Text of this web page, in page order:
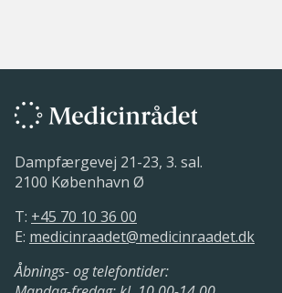
Dampfærgevej 21-23, 3. sal.
2100 København Ø
T: +45 70 10 36 00
E: medicinraadet@medicinraadet.dk
Åbnings- og telefontider: